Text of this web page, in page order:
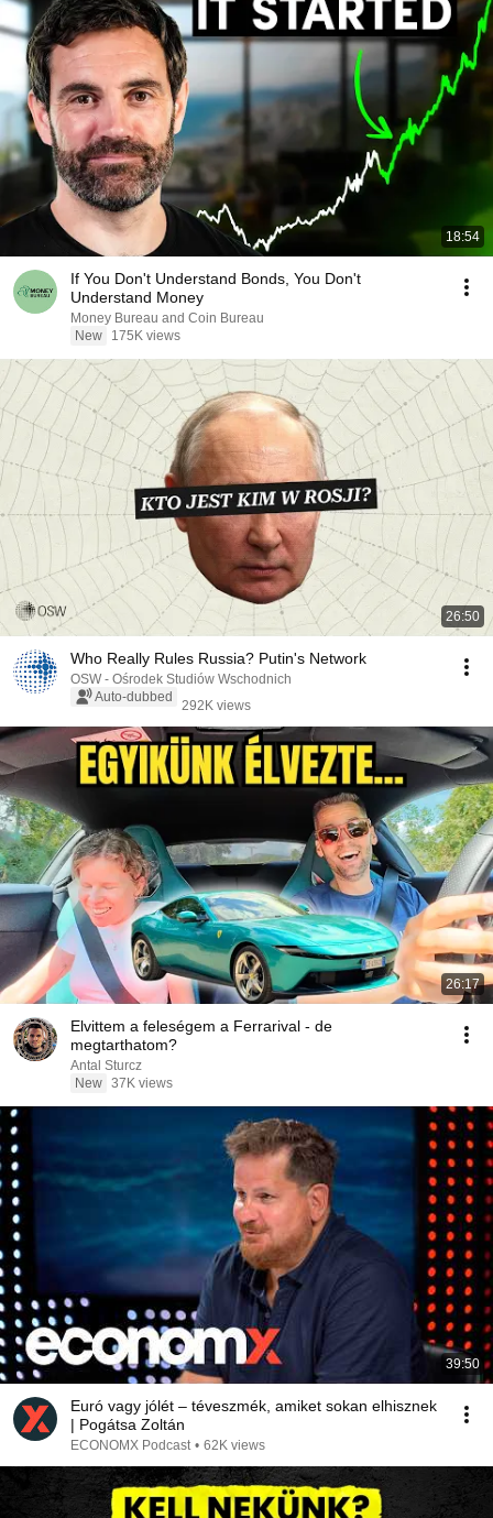
18:54
If You Don't Understand Bonds, You Don't
Understand Money
Money Bureau and Coin Bureau
New
175K views
26:50
Who Really Rules Russia? Putin's Network
OSW - Ośrodek Studiów Wschodnich
Auto-dubbed
292K views
26:17
Elvittem a feleségem a Ferrarival - de
megtarthatom?
Antal Sturcz
New 37K views
39:50
Euró vagy jólét – téveszmék, amiket sokan elhisznek
| Pogátsa Zoltán
ECONOMX Podcast • 62K views